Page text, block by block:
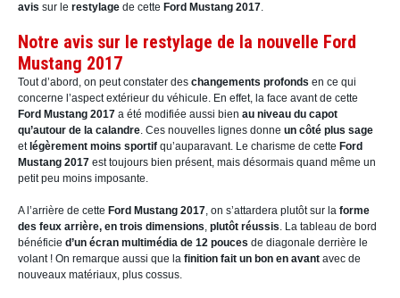
avis sur le restylage de cette Ford Mustang 2017.
Notre avis sur le restylage de la nouvelle Ford
Mustang 2017
Tout d’abord, on peut constater des changements profonds en ce qui
concerne l’aspect extérieur du véhicule. En effet, la face avant de cette
Ford Mustang 2017 a été modifiée aussi bien au niveau du capot
qu’autour de la calandre. Ces nouvelles lignes donne un côté plus sage
et légèrement moins sportif qu’auparavant. Le charisme de cette Ford
Mustang 2017 est toujours bien présent, mais désormais quand même un
petit peu moins imposante.
A l’arrière de cette Ford Mustang 2017, on s’attardera plutôt sur la forme
des feux arrière, en trois dimensions, plutôt réussis. La tableau de bord
bénéficie d’un écran multimédia de 12 pouces de diagonale derrière le
volant ! On remarque aussi que la finition fait un bon en avant avec de
nouveaux matériaux, plus cossus.